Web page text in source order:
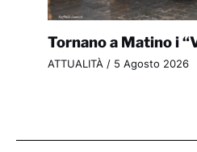
Tornano a Matino i
ATTUALITÀ / 5 Agosto 2026